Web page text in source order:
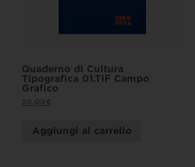
Quaderno di Cultura
Tipografica 01.TIF Campo
Grafico
20,00€
Aggiungi al carrello